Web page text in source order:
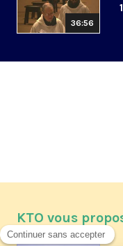
36:56
KTO vous